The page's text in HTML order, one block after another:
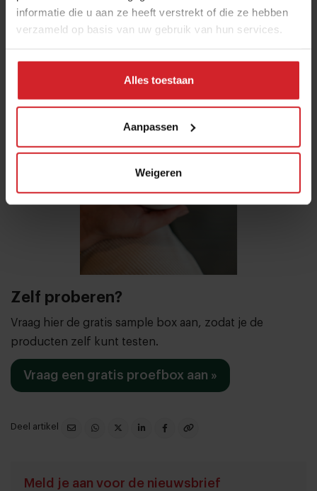
informatie die u aan ze heeft verstrekt of die ze hebben
verzameld op basis van uw gebruik van hun services.
Alles toestaan
Aanpassen
Weigeren
smaken samen.” Het nieuwe drankje werd zowel via het
kanaal van Wekking gepromoot als in alle vestigingen
Zelf proberen?
Vraag hier de gratis sample box aan, zodat je de
producten zelf kunt testen.
Vraag een gratis proefbox aan »
Deel artikel
Meld je aan voor de nieuwsbrief